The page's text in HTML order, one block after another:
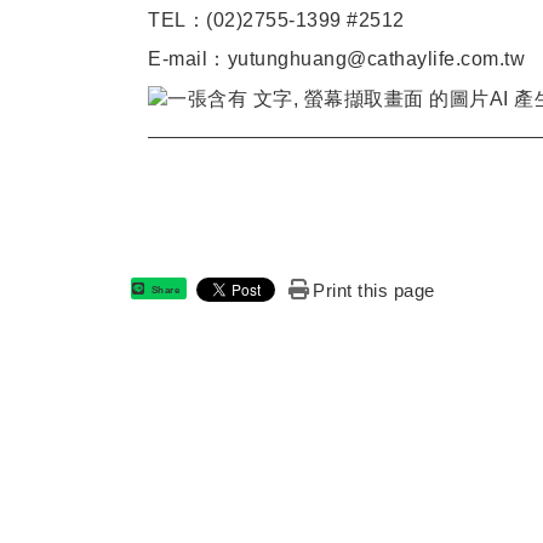
TEL：(02)2755-1399 #2512
E-mail： yutunghuang@cathaylife.com.tw
Share Print this page